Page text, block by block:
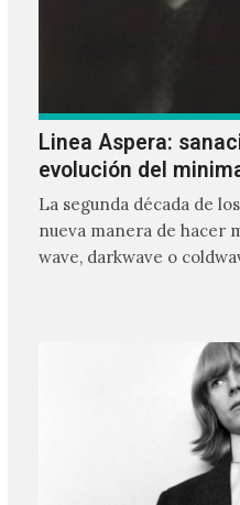
Linea Aspera:
evolución del
La segunda década de
nueva manera de hacer
wave, darkwave o